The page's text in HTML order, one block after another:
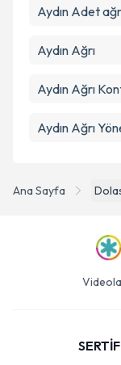
Ana Sayfa
Aydın Adet
Aydın Ağrı
Aydın Ağrı
Aydın Ağrı